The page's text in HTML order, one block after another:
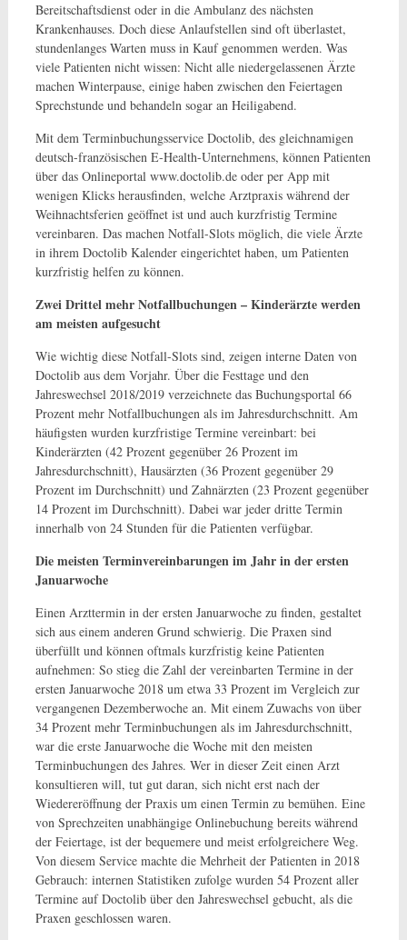
Bereitschaftsdienst oder in die Ambulanz des nächsten
Krankenhauses. Doch diese Anlaufstellen sind oft überlastet,
stundenlanges Warten muss in Kauf genommen werden. Was
viele Patienten nicht wissen: Nicht alle niedergelassenen Ärzte
machen Winterpause, einige haben zwischen den Feiertagen
Sprechstunde und behandeln sogar an Heiligabend.
Mit dem Terminbuchungsservice Doctolib, des gleichnamigen
deutsch-französischen E-Health-Unternehmens, können Patienten
über das Onlineportal www.doctolib.de oder per App mit
wenigen Klicks herausfinden, welche Arztpraxis während der
Weihnachtsferien geöffnet ist und auch kurzfristig Termine
vereinbaren. Das machen Notfall-Slots möglich, die viele Ärzte
in ihrem Doctolib Kalender eingerichtet haben, um Patienten
kurzfristig helfen zu können.
Zwei Drittel mehr Notfallbuchungen – Kinderärzte werden
am meisten aufgesucht
Wie wichtig diese Notfall-Slots sind, zeigen interne Daten von
Doctolib aus dem Vorjahr. Über die Festtage und den
Jahreswechsel 2018/2019 verzeichnete das Buchungsportal 66
Prozent mehr Notfallbuchungen als im Jahresdurchschnitt. Am
häufigsten wurden kurzfristige Termine vereinbart: bei
Kinderärzten (42 Prozent gegenüber 26 Prozent im
Jahresdurchschnitt), Hausärzten (36 Prozent gegenüber 29
Prozent im Durchschnitt) und Zahnärzten (23 Prozent gegenüber
14 Prozent im Durchschnitt). Dabei war jeder dritte Termin
innerhalb von 24 Stunden für die Patienten verfügbar.
Die meisten Terminvereinbarungen im Jahr in der ersten
Januarwoche
Einen Arzttermin in der ersten Januarwoche zu finden, gestaltet
sich aus einem anderen Grund schwierig. Die Praxen sind
überfüllt und können oftmals kurzfristig keine Patienten
aufnehmen: So stieg die Zahl der vereinbarten Termine in der
ersten Januarwoche 2018 um etwa 33 Prozent im Vergleich zur
vergangenen Dezemberwoche an. Mit einem Zuwachs vonüber
34 Prozent mehr Terminbuchungen als im Jahresdurchschnitt,
war die erste Januarwoche die Woche mit den meisten
Terminbuchungen des Jahres. Wer in dieser Zeit einen Arzt
konsultieren will, tut gut daran, sich nicht erst nach der
Wiedereröffnung der Praxis um einen Termin zu bemühen. Eine
von Sprechzeiten unabhängige Onlinebuchung bereits während
der Feiertage, ist der bequemere und meist erfolgreichere Weg.
Von diesem Service machte die Mehrheit der Patienten in 2018
Gebrauch: internen Statistiken zufolge wurden 54 Prozent aller
Termine auf Doctolib über den Jahreswechsel gebucht, als die
Praxen geschlossen waren.